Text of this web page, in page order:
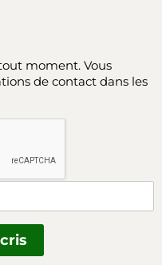
moment. Vous
de contact dans les